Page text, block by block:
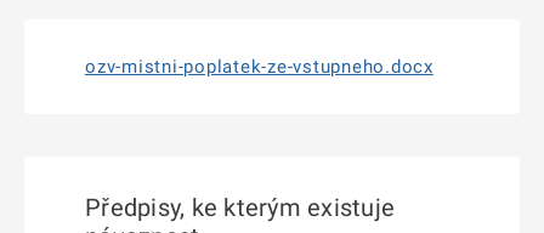
ozv-mistni-poplatek-ze-vstupneho.docx
Předpisy, ke kterým existuje